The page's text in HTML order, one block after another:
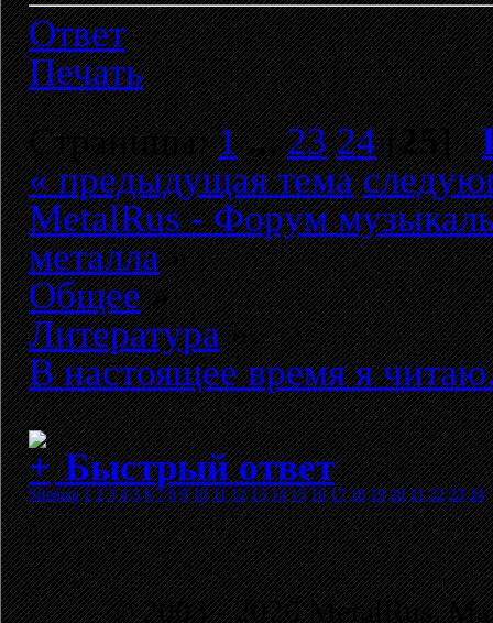
Ответ
Печать
Страницы:1 ...23 24[25]
« предыдущая тема
MetalRus - Форум
металла»
Общее»
Литература»
В настоящее время я
Быстрый ответ
Sitemap 1 2 3 4 5 6 7 8 9 10 11 12 13 14 15 16 17 18 19 20 21 22 23 24
© 2003 - 2026 MetalRus.